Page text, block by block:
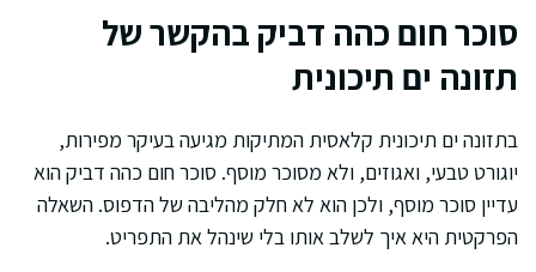
סוכר חום כהה דביק בהקשר של
תזונה ים תיכונית
בתזונה ים תיכונית קלאסית המתיקות מגיעה בעיקר מפירות,
יוגורט טבעי, ואגוזים, ולא מסוכר מוסף. סוכר חום כהה דביק הוא
עדיין סוכר מוסף, ולכן הוא לא חלק מהליבה של הדפוס. השאלה
הפרקטית היא איך לשלב אותו בלי שינהל את התפריט.